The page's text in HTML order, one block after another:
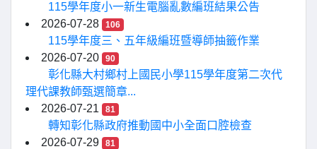
115學年度小一新生電腦亂數編班結果公告
2026-07-28
106
115學年度三、五年級編班暨導師抽籤作業
2026-07-20
90
彰化縣大村鄉村上國民小學115學年度第二次代
理代課教師甄選簡章...
2026-07-21
81
轉知彰化縣政府推動國中小全面口腔檢查
2026-07-29
81